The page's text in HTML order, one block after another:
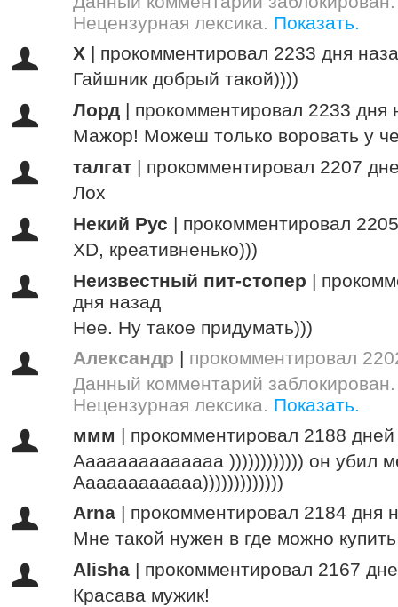
Нецензурная лексика. Показать.
X | прокомментировал 2233 дня
Гайшник добрый такой))))
Лорд | прокомментировал 2233 дня
Мажор! Можеш только воровать у
талгат | прокомментировал 2207
Лох
Некий Рус | прокомментировал
ХD, креативненько)))
Неизвестный пит-стопер |
дня назад
Нее. Ну такое придумать)))
Александр | прокомментировал
Данный комментарий
Нецензурная лексика. Показать.
ммм | прокомментировал 2188
Аааааааааааааа )))))))))))) он убил
Аааааааааааа)))))))))))))
Arna | прокомментировал 2184 дня
Мне такой нужен в где можно купить
Alisha | прокомментировал 2167
Красава мужик!